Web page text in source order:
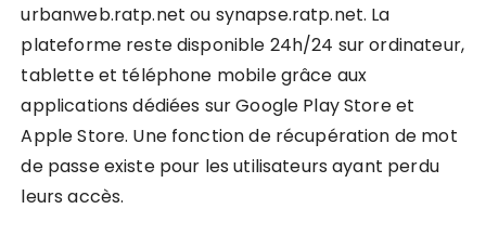
urbanweb.ratp.net ou synapse.ratp.net. La
plateforme reste disponible 24h/24 sur ordinateur,
tablette et téléphone mobile grâce aux
applications dédiées sur Google Play Store et
Apple Store. Une fonction de récupération de mot
de passe existe pour les utilisateurs ayant perdu
leurs accès.